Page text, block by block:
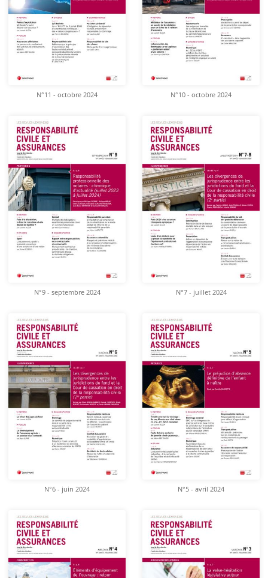
N°11 - octobre 2024 N°10 - octobre 2024
N°9 - septembre 2024 N°7 - juillet 2024
N°6 - juin 2024 N°5 - avril 2024